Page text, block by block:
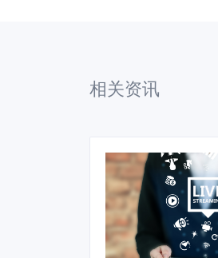
相关资讯